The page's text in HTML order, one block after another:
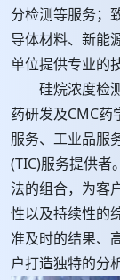
分检测等服务；
导体材料、新能
单位提供专业的
硅烷浓度检
药研发及CMC
服务、工业品服
(TIC)服务提供者
法的组合，为客
性以及持续性的
准及时的结果、
户打造独特的分